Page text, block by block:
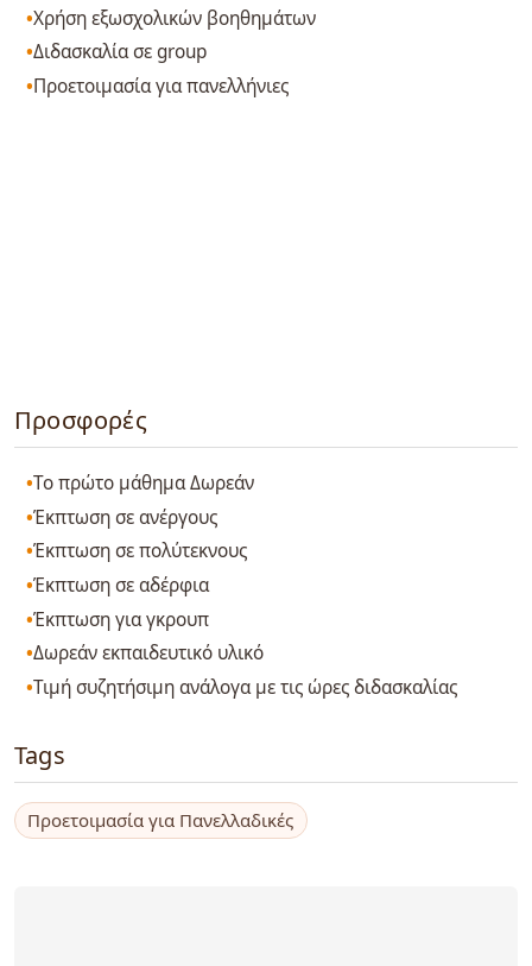
Χρήση εξωσχολικών βοηθημάτων
Διδασκαλία σε group
Προετοιμασία για πανελλήνιες
Προσφορές
Το πρώτο μάθημα Δωρεάν
Έκπτωση σε ανέργους
Έκπτωση σε πολύτεκνους
Έκπτωση σε αδέρφια
Έκπτωση για γκρουπ
Δωρεάν εκπαιδευτικό υλικό
Τιμή συζητήσιμη ανάλογα με τις ώρες διδασκαλίας
Tags
Προετοιμασία για Πανελλαδικές